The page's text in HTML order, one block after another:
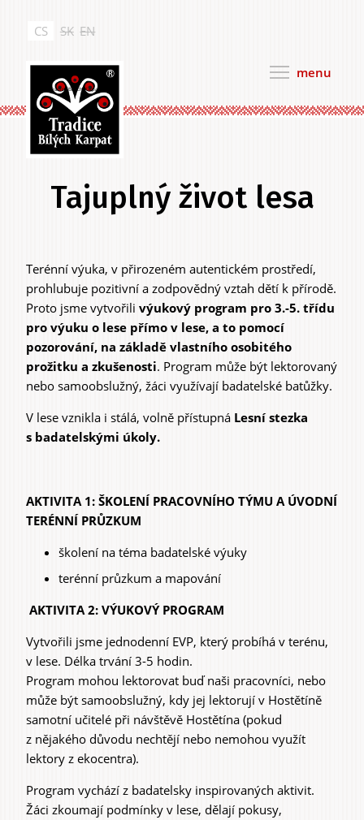
obsahu
Tradice Bílých Karpat
menu
CS SK EN
Tajuplný život lesa
Hlavní
záložky
Terénní výuka, v přirozeném autentickém prostředí,
prohlubuje pozitivní a zodpovědný vztah dětí k přírodě.
Proto jsme vytvořili výukový program pro 3.-5. třídu
pro výuku o lese přímo v lese, a to pomocí
pozorování, na základě vlastního osobitého
prožitku a zkušenosti. Program může být lektorovaný
nebo samoobslužný, žáci využívají badatelské batůžky.
V lese vznikla i stálá, volně přístupná Lesní stezka
s badatelskými úkoly.
AKTIVITA 1: ŠKOLENÍ PRACOVNÍHO TÝMU A ÚVODNÍ
TERÉNNÍ PRŮZKUM
školení na téma badatelské výuky
terénní průzkum a mapování
AKTIVITA 2: VÝUKOVÝ PROGRAM
Vytvořili jsme jednodenní EVP, který probíhá v terénu,
v lese. Délka trvání 3-5 hodin.
Program mohou lektorovat buď naši pracovníci, nebo
může být samoobslužný, kdy jej lektorují v Hostětíně
samotní učitelé při návštěvě Hostětína (pokud
z nějakého důvodu nechtějí nebo nemohou využít
lektory z ekocentra).
Program vychází z badatelsky inspirovaných aktivit.
Žáci zkoumají podmínky v lese, dělají pokusy,